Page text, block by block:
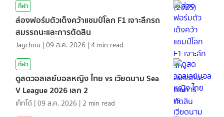
กีฬา
ส่องฟอร์มตัวเต็งคว้าแชมป์โลก F1 เจาะลึกรถ
สมรรถนะและการตัดสิน
Jaychou |09 ส.ค. 2026 |4 min read
กีฬา
ดูสดวอลเลย์บอลหญิง ไทย vs เวียดนาม Sea
V League 2026 เลก 2
เก็ทโต้ |09 ส.ค. 2026 | 2 min read